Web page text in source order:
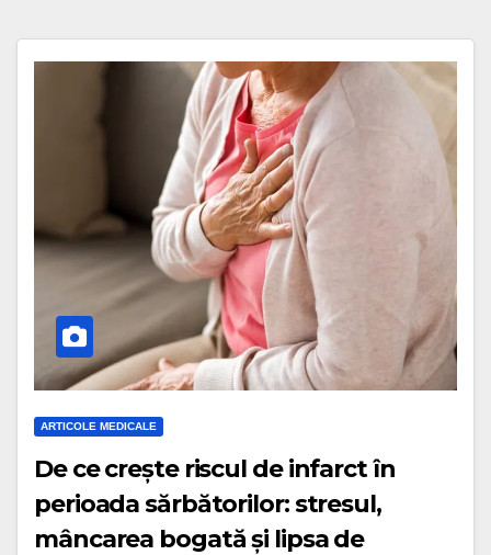
ARTICOLE MEDICALE
De ce crește riscul de infarct în
perioada sărbătorilor: stresul,
mâncarea bogată și lipsa de